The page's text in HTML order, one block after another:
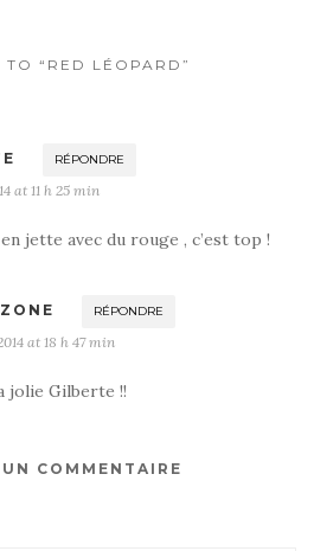
TO “RED LÉOPARD”
RÉPONDRE
at 11 h 25 min
jette avec du rouge , c’est top !
RÉPONDRE
at 18 h 47 min
jolie Gilberte !!
COMMENTAIRE